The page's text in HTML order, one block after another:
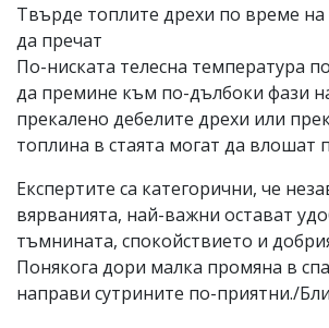
Твърде топлите дрехи по време
да пречат
По-ниската телесна температура
да премине към по-дълбоки фази
прекалено дебелите дрехи или
топлина в стаята могат да влошат
Експертите са категорични, че
вярванията, най-важни остават
тъмнината, спокойствието и
Понякога дори малка промяна в
направи сутрините по-приятни./